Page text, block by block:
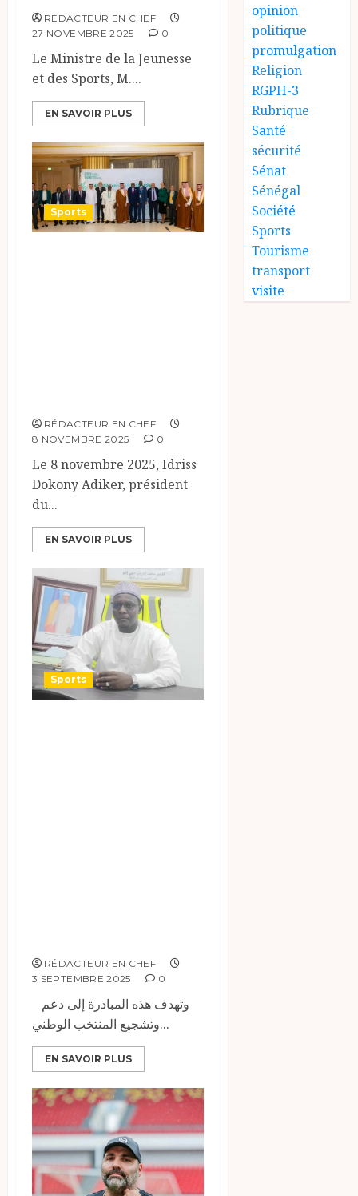
RÉDACTEUR EN CHEF
27 NOVEMBRE 2025
0
Le Ministre de la Jeunesse
et des Sports, M....
EN SAVOIR PLUS
Sports
RÉDACTEUR EN CHEF
8 NOVEMBRE 2025
0
Le 8 novembre 2025, Idriss
Dokony Adiker, président
du...
EN SAVOIR PLUS
Sports
RÉDACTEUR EN CHEF
3 SEPTEMBRE 2025
0
وتشجيع المنتخب الوطني...
EN SAVOIR PLUS
opinion
politique
promulgation
Religion
RGPH-3
Rubrique
Santé
sécurité
Sénat
Sénégal
Société
Sports
Tourisme
transport
visite